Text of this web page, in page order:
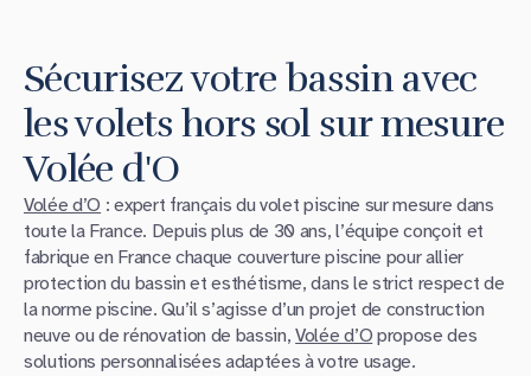
Sécurisez votre bassin avec
les volets hors sol sur mesure
Volée d'O
Volée d’O : expert français du volet piscine sur mesure dans
toute la France. Depuis plus de 30 ans, l’équipe conçoit et
fabrique en France chaque couverture piscine pour allier
protection du bassin et esthétisme, dans le strict respect de
la norme piscine. Qu’il s’agisse d’un projet de construction
neuve ou de rénovation de bassin,Volée d’O propose des
solutions personnalisées adaptées à votre usage.